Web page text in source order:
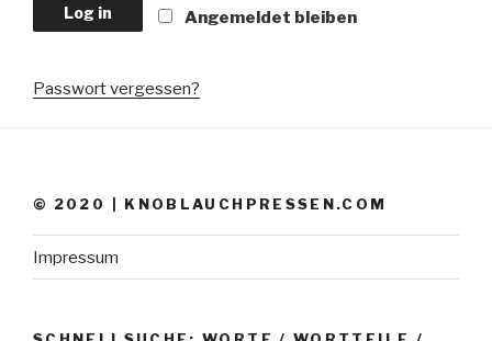
Angemeldet bleiben
Log in
Passwort vergessen?
© 2020 | KNOBLAUCHPRESSEN.COM
Impressum